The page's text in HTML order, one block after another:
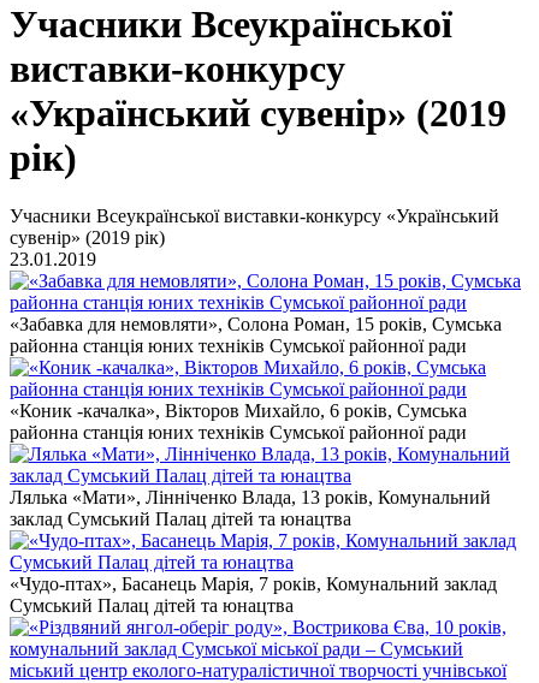
Учасники Всеукраїнської
виставки-конкурсу
«Український сувенір» (2019
рік)
Учасники Всеукраїнської виставки-конкурсу «Український
сувенір» (2019 рік)
23.01.2019
«Забавка для немовляти», Солона Роман, 15 років, Сумська
районна станція юних техніків Сумської районної ради
«Коник -качалка», Вікторов Михайло, 6 років, Сумська
районна станція юних техніків Сумської районної ради
Лялька «Мати», Лінніченко Влада, 13 років, Комунальний
заклад Сумський Палац дітей та юнацтва
«Чудо-птах», Басанець Марія, 7 років, Комунальний заклад
Сумський Палац дітей та юнацтва